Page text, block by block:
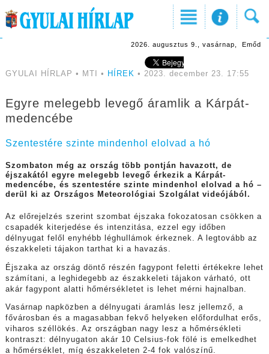
2026. augusztus 9., vasárnap, Emőd
GYULAI HÍRLAP • MTI • HÍREK • 2023. december 23. 17:55
Egyre melegebb levegő áramlik a Kárpát-
medencébe
Szentestére szinte mindenhol elolvad a hó
Szombaton még az ország több pontján havazott, de
éjszakától egyre melegebb levegő érkezik a Kárpát-
medencébe, és szentestére szinte mindenhol elolvad a hó –
derül ki az Országos Meteorológiai Szolgálat videójából.
Az előrejelzés szerint szombat éjszaka fokozatosan csökken a
csapadék kiterjedése és intenzitása, ezzel egy időben
délnyugat felől enyhébb léghullámok érkeznek. A legtovább az
északkeleti tájakon tarthat ki a havazás.
Éjszaka az ország döntő részén fagypont feletti értékekre lehet
számítani, a leghidegebb az északkeleti tájakon várható, ott
akár fagypont alatti hőmérsékletet is lehet mérni hajnalban.
Vasárnap napközben a délnyugati áramlás lesz jellemző, a
fővárosban és a magasabban fekvő helyeken előfordulhat erős,
viharos széllökés. Az országban nagy lesz a hőmérsékleti
kontraszt: délnyugaton akár 10 Celsius-fok fölé is emelkedhet
a hőmérséklet, míg északkeleten 2-4 fok valószínű.